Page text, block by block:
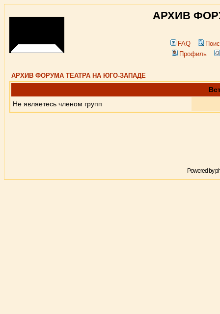
АРХИВ
FAQ
Профиль
АРХИВ ФОРУМА ТЕАТРА НА ЮГО-ЗАПАДЕ
Не являетесь членом групп
Powered by